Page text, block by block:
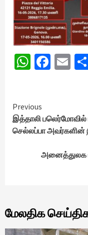
Continue
Reading
Previous
இத்தாலி
செல்லப்பா அவர்களின்
அனைத்துலக
மேலதிக